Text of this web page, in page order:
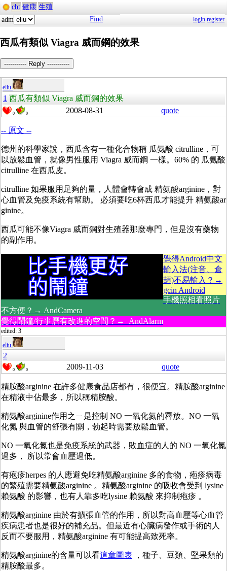
cht 健康 生殖
adm
Find login register
西瓜有類似 Viagra 威而鋼的效果
----------- Reply -----------
eliu
1 西瓜有類似 Viagra 威而鋼的效果
0 0 2008-08-31 quote
-- 原文 --
德州的科學家說，西瓜含有一種化合物稱 瓜氨酸 citrulline，可
以放鬆血管，就像男性服用 Viagra 威而鋼 一樣。60% 的 瓜氨酸
citrulline 在西瓜皮。
citrulline 如果服用足夠的量，人體會轉會成 精氨酸arginine ，對
心血管及免疫系統有幫助。 必須要吃6杯西瓜才能提升 精氨酸ar
ginine。
西瓜可能不像Viagra 威而鋼對生殖器那麼專門，但是沒有藥物
的副作用。
覺得Android中文
輸入法(注音、倉
頡)不易輸入？→
gcin Android
手機照相看照片
不方便？→ AndCamera
覺得鬧鐘/行事曆有改進的空間？→ AndAlarm
edited: 3
eliu
2
0 0 2009-11-03 quote
精胺酸arginine 在許多健康食品店都有，很便宜。 精胺酸arginine
在精液中佔最多，所以稱精胺酸。
精氨酸arginine作用之ㄧ是控制 NO 一氧化氮的釋放。 NO 一氧
化氮 與血管的舒張有關，勃起時需要放鬆血管。
NO 一氧化氮也是免疫系統的武器，敗血症的人的 NO 一氧化氮
過多，
所以常會血壓過低。
有疱疹herpes 的人應避免吃精氨酸arginine 多的食物， 疱疹病毒
的繁殖需要精氨酸arginine 。 精氨酸arginine 的吸收會受到 lysine
賴氨酸 的影響，也有人靠多吃lysine 賴氨酸 來抑制疱疹 。
精氨酸arginine 由於有擴張血管的作用，所以對高血壓等心血管
疾病患者也是很好的補充品。但最近有心臟病發作或手術的人
反而不要服用， 精氨酸arginine 有可能提高致死率。
精氨酸arginine的含量可以看這章圖表 ，種子、豆類、堅果類的
精胺酸最多。